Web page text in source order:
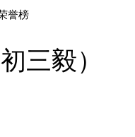
誉榜
三毅）